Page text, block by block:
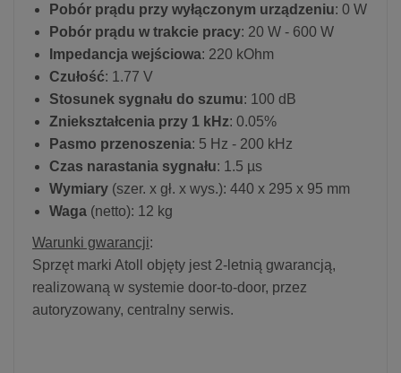
Pobór prądu przy wyłączonym urządzeniu: 0 W
Pobór prądu w trakcie pracy: 20 W - 600 W
Impedancja wejściowa: 220 kOhm
Czułość: 1.77 V
Stosunek sygnału do szumu: 100 dB
Zniekształcenia przy 1 kHz: 0.05%
Pasmo przenoszenia: 5 Hz - 200 kHz
Czas narastania sygnału: 1.5 µs
Wymiary (szer. x gł. x wys.): 440 x 295 x 95 mm
Waga (netto): 12 kg
Warunki gwarancji:
Sprzęt marki Atoll objęty jest 2-letnią gwarancją,
realizowaną w systemie door-to-door, przez
autoryzowany, centralny serwis.